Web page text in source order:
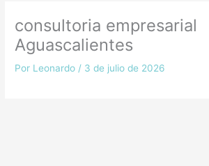
consultoria empresarial
Aguascalientes
Por Leonardo / 3 de julio de 2026